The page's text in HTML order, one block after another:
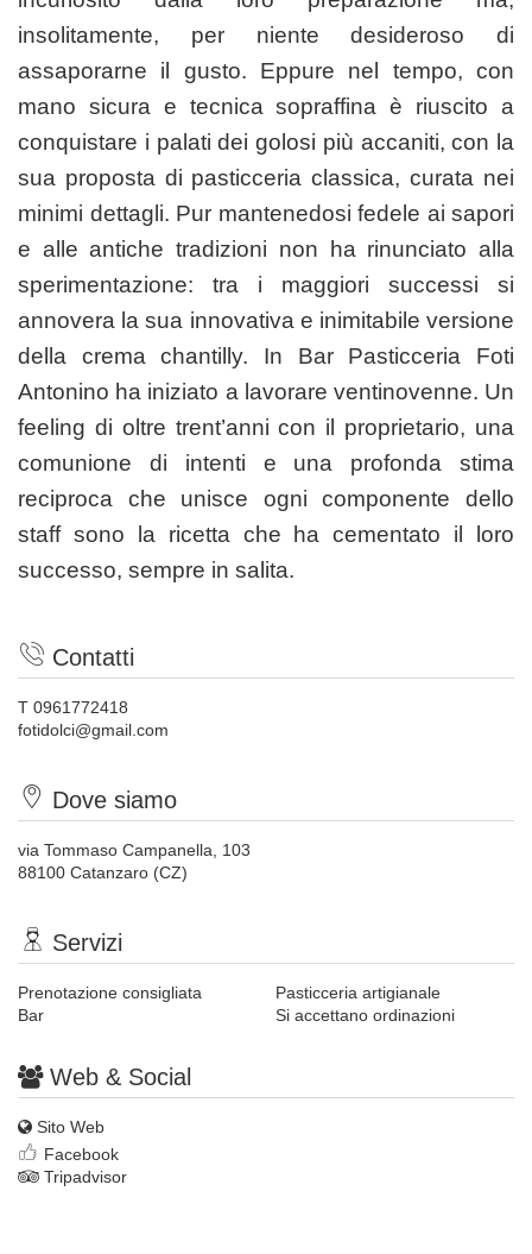
insolitamente, per niente desideroso di
assaporarne il gusto. Eppure nel tempo, con
mano sicura e tecnica sopraffina è riuscito a
conquistare i palati dei golosi più accaniti, con la
sua proposta di pasticceria classica, curata nei
minimi dettagli. Pur mantenedosi fedele ai sapori
e alle antiche tradizioni non ha rinunciato alla
sperimentazione: tra i maggiori successi si
annovera la sua innovativa e inimitabile versione
della crema chantilly. In Bar Pasticceria Foti
Antonino ha iniziato a lavorare ventinovenne. Un
feeling di oltre trent’anni con il proprietario, una
comunione di intenti e una profonda stima
reciproca che unisce ogni componente dello
staff sono la ricetta che ha cementato il loro
successo, sempre in salita.
Contatti
T 0961772418
fotidolci@gmail.com
Dove siamo
via Tommaso Campanella, 103
88100 Catanzaro (CZ)
Servizi
Prenotazione consigliata
Bar
Pasticceria artigianale
Si accettano ordinazioni
Web & Social
Sito Web
Facebook
Tripadvisor